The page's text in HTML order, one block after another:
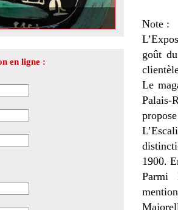
en ligne :
Note :
goût
Le
Palais-
1900.
Parmi